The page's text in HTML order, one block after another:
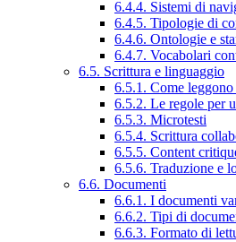
6.4.4. Sistemi di
6.4.5. Tipologie di
6.4.6. Ontologie e
6.4.7. Vocabolari
6.5. Scrittura e linguaggio
6.5.1. Come
6.5.2. Le regole per
6.5.3. Microtesti
6.5.4. Scrittura
6.5.5. Content
6.5.6. Traduzione e
6.6. Documenti
6.6.1. I documenti
6.6.2. Tipi di
6.6.3. Formato di